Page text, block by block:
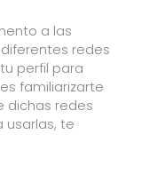
a las
redes
perfil para
familiarizarte
dichas redes
usarlas, te